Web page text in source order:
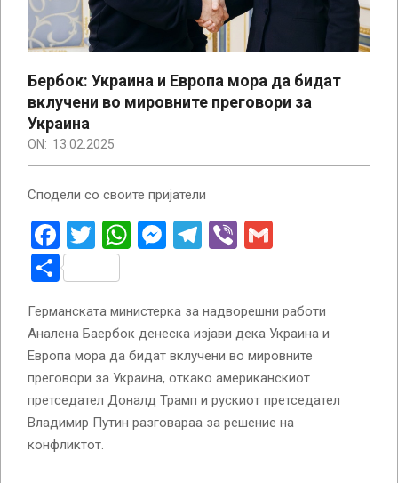
Бербок: Украина и Европа мора да бидат
вклучени во мировните преговори за
Украина
ON: 13.02.2025
Сподели со своите пријатели
Facebook
Twitter
WhatsApp
Messenger
Telegram
Viber
Share
Германската министерка за надворешни работи
Аналена Баербок денеска изјави дека Украина и
Европа мора да бидат вклучени во мировните
преговори за Украина, откако американскиот
претседател Доналд Трамп и рускиот претседател
Владимир Путин разговараа за решение на
конфликтот.